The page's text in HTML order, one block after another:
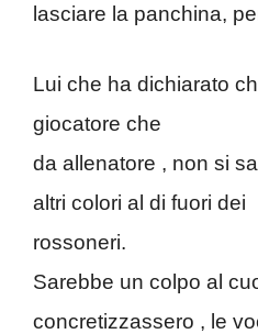
lasciare la panchina,
Lui che ha dichiarato
giocatore che
da allenatore , non si
altri colori al di fuori dei
rossoneri.
Sarebbe un colpo al
concretizzassero , le